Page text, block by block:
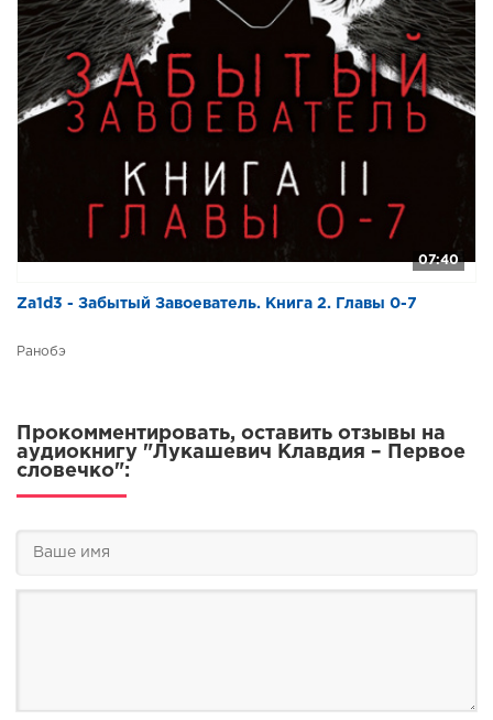
53. Лошадь и соха
54. Сани, телега и лошадь
55. Посею ленку
56. Маша-сиротка
57. Солнышко
58. Детство
59. Вася
61. Юродивый
62. Баба и ведро воды
65. Кошечка
66. Мой лизочек
68. Козлятки и волк
07:40
Za1d3 - Забытый Завоеватель. Книга 2. Главы 0-7
Ранобэ
Прокомментировать, оставить отзывы на
аудиокнигу "Лукашевич Клавдия – Первое
словечко":